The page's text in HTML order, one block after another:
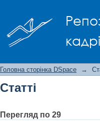
Головна сторінка DSpace →
Статті
Перегляд по 29